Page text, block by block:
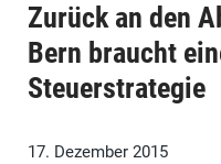
Zurück an den
Bern braucht
Steuerstrategie
17. Dezember 2015